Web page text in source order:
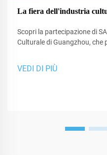
La fiera dell'industria
Scopri la partecipazione di
Culturale di Guangzhou, che
performance.
VEDI DI PIÙ